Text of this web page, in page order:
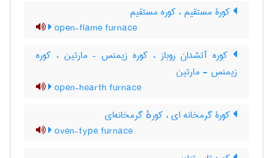
کورۀ مستقیم ، کوره مستقیم
open-flame furnace
کوره آتشدان روباز ، کوره زیمنس – مارتین ، کوره
زیمنس - مارتین
open-hearth furnace
کورۀ گرمخانه ای ، کورهٔ گرمخانه‌ای
oven-type furnace